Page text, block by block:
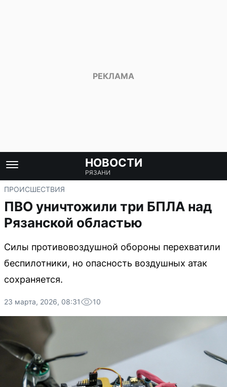
НОВОСТИ
РЯЗАНИ
ПРОИСШЕСТВИЯ
ПВО уничтожили три БПЛА над
Рязанской областью
Силы противовоздушной обороны перехватили
беспилотники, но опасность воздушных атак
сохраняется.
23 марта, 2026, 08:31 10